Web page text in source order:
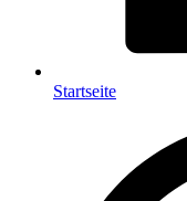
Startseite